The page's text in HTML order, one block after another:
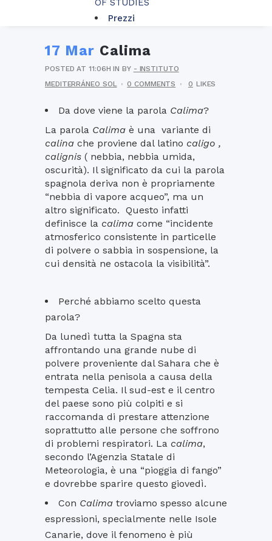
OF STUDIES
Prezzi
17 Mar Calima
POSTED AT 11:06H INBY - INSTITUTO
MEDITERRÁNEO SOL
0 COMMENTS 0 LIKES
Da dove viene la parola Calima?
La parola Calima è una variante di
calina che proviene dal latino caligo ,
calignis ( nebbia, nebbia umida,
oscurità). Il significato da cui la parola
spagnola deriva non è propriamente
“nebbia di vapore acqueo”, ma un
altro significato. Questo infatti
definisce la calima come “incidente
atmosferico consistente in particelle
di polvere o sabbia in sospensione, la
cui densità ne ostacola la visibilità”.
Perché abbiamo scelto questa
parola?
Da lunedì tutta la Spagna sta
affrontando una grande nube di
polvere proveniente dal Sahara che è
entrata nella penisola a causa della
tempesta Celia. Il sud-est e il centro
del paese sono più colpiti e si
raccomanda di prestare attenzione
soprattutto alle persone che soffrono
di problemi respiratori. La calima,
secondo l’Agenzia Statale di
Meteorologia, è una “pioggia di fango”
e dovrebbe sparire questo giovedì.
Con Calima troviamo spesso alcune
espressioni, specialmente nelle Isole
Canarie, dove il fenomeno è più